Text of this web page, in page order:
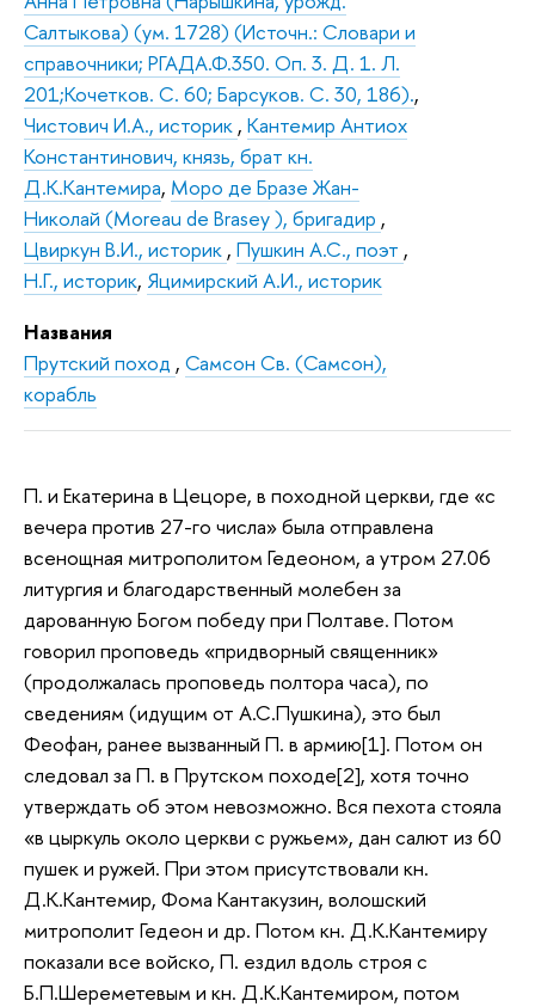
Салтыкова) (ум. 1728) (Источн.: Словари и
справочники; РГАДА.Ф.350. Оп. 3. Д. 1. Л.
201;Кочетков. С. 60; Барсуков. С. 30, 186).,
Чистович И.А., историк , Кантемир Антиох
Константинович, князь, брат кн.
Д.К.Кантемира, Моро де Бразе Жан-
Николай (Moreau de Brasey ), бригадир ,
Цвиркун В.И., историк , Пушкин А.С., поэт ,
Н.Г., историк, Яцимирский А.И., историк
Названия
Прутский поход , Самсон Св. (Самсон),
корабль
П. и Екатерина в Цецоре, в походной церкви, где «с
вечера против 27-го числа» была отправлена
всенощная митрополитом Гедеоном, а утром 27.06
литургия и благодарственный молебен за
дарованную Богом победу при Полтаве. Потом
говорил проповедь «придворный священник»
(продолжалась проповедь полтора часа), по
сведениям (идущим от А.С.Пушкина), это был
Феофан, ранее вызванный П. в армию[1]. Потом он
следовал за П. в Прутском походе[2], хотя точно
утверждать об этом невозможно. Вся пехота стояла
«в цыркуль около церкви с ружьем», дан салют из 60
пушек и ружей. При этом присутствовали кн.
Д.К.Кантемир, Фома Кантакузин, волошский
митрополит Гедеон и др. Потом кн. Д.К.Кантемиру
показали все войско, П. ездил вдоль строя с
Б.П.Шереметевым и кн. Д.К.Кантемиром, потом